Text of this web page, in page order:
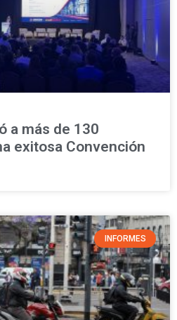
a más de 130
exitosa Convención
INFORMES